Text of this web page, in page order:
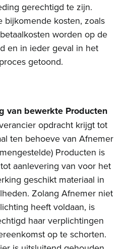
gerechtigd te zijn.
bijkomende kosten, zoals
worden op de
en in ieder geval in het
getoond.
van bewerkte Producten
opdracht krijgt tot
ten behoeve van Afnemer
Producten is
aanlevering van voor het
geschikt materiaal in
Zolang Afnemer niet
heeft voldaan, is
haar verplichtingen
op te schorten.